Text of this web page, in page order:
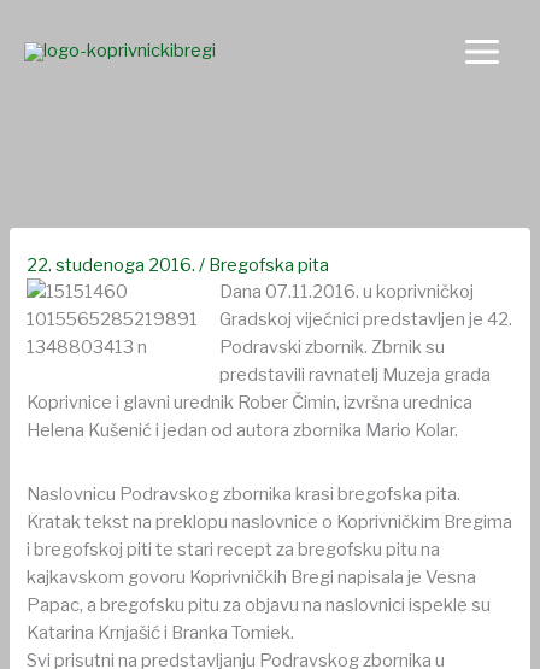
content
22. studenoga 2016./ Bregofska pita
Dana 07.11.2016. u koprivničkoj
Gradskoj vijećnici predstavljen je 42.
Podravski zbornik. Zbrnik su
predstavili ravnatelj Muzeja grada
Koprivnice i glavni urednik Rober Čimin, izvršna urednica
Helena Kušenić i jedan od autora zbornika Mario Kolar.
Naslovnicu Podravskog zbornika krasi bregofska pita.
Kratak tekst na preklopu naslovnice o Koprivničkim Bregima
i bregofskoj piti te stari recept za bregofsku pitu na
kajkavskom govoru Koprivničkih Bregi napisala je Vesna
Papac, a bregofsku pitu za objavu na naslovnici ispekle su
Katarina Krnjašić i Branka Tomiek.
Svi prisutni na predstavljanju Podravskog zbornika u